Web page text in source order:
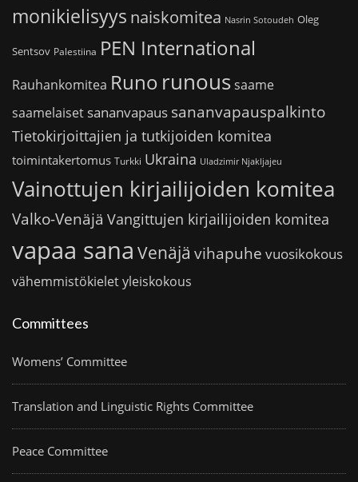
monikielisyys naiskomitea Nasrin Sotoudeh Oleg
Sentsov Palestiina PEN International
Rauhankomitea Runo runoussaame
saamelaiset sananvapaus sananvapauspalkinto
Tietokirjoittajien ja tutkijoiden komitea
toimintakertomus Turkki Ukraina Uladzimir Njakljajeu
Vainottujen kirjailijoiden komitea
Valko-Venäjä Vangittujen kirjailijoiden komitea
vapaa sana Venäjä vihapuhe vuosikokous
vähemmistökieletyleiskokous
Committees
Womens’ Committee
Translation and Linguistic Rights Committee
Peace Committee